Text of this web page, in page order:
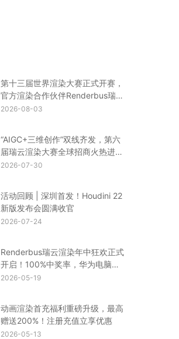
第十三届世界渲染大赛正式开赛，
官方渲染合作伙伴Renderbus瑞云
渲染助您渲力全开！
2026-08-03
“AIGC+三维创作”双线齐发，第六
届瑞云渲染大赛全球招商火热进行
中！
2026-07-30
活动回顾 | 深圳首发！Houdini 22
新版发布会圆满收官
2026-07-24
Renderbus瑞云渲染年中狂欢正式
开启！100%中奖率，华为电脑、
iPhone17等你来拿
2026-05-19
动画渲染首充福利重磅升级，最高
赠送200%！注册充值立享优惠
2026-05-13